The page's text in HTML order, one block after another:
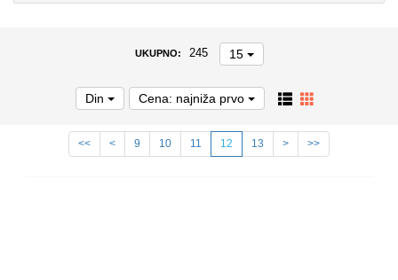
UKUPNO: 245 15
Din Cena: najniža prvo
<< < 9 10 11 12 13 > >>